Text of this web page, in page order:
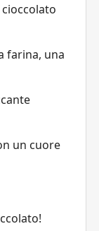
farina, una
un cuore